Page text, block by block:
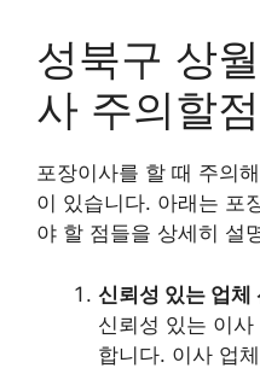
성북구 상
사 주의할점
포장이사를 할 때 주의
이 있습니다. 아래는 포
야 할 점들을 상세히 설
신뢰성 있는 업체
신뢰성 있는 이
합니다. 이사 업